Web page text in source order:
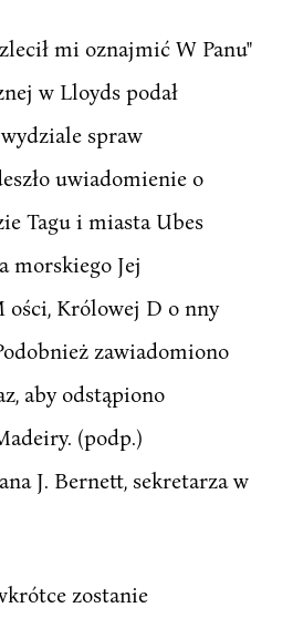
mi oznajmić W Panu"
w Lloyds podał
spraw
uwiadomienie o
Tagu i miasta Ubes
morskiego Jej
Królowej D o nny
zawiadomiono
aby odstąpiono
(podp.)
J. Bernett, sekretarza w
zostanie